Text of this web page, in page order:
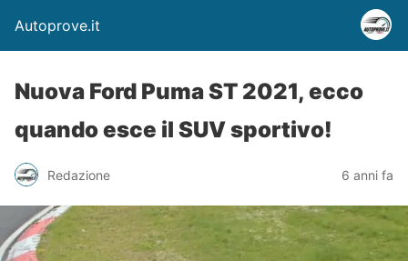
Autoprove.it
Nuova Ford Puma ST 2021, ecco
quando esce il SUV sportivo!
Redazione 6 anni fa